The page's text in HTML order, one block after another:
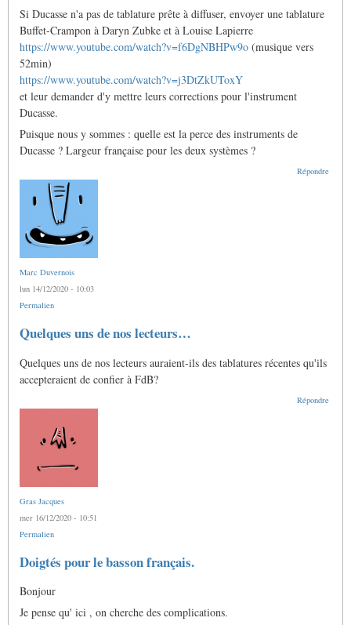
Si Ducasse n'a pas de tablature prête à diffuser, envoyer une tablature
Buffet-Crampon à Daryn Zubke et à Louise Lapierre
https://www.youtube.com/watch?v=f6DgNBHPw9o (musique vers
52min)
https://www.youtube.com/watch?v=j3DtZkUToxY
et leur demander d'y mettre leurs corrections pour l'instrument
Ducasse.
Puisque nous y sommes : quelle est la perce des instruments de
Ducasse ? Largeur française pour les deux systèmes ?
Répondre
Marc Duvernois
lun 14/12/2020 - 10:03
Permalien
Quelques uns de nos lecteurs…
Quelques uns de nos lecteurs auraient-ils des tablatures récentes qu'ils
accepteraient de confier à FdB?
Répondre
Gras Jacques
mer 16/12/2020 - 10:51
Permalien
Doigtés pour le basson français.
Bonjour
Je pense qu' ici , on cherche des complications.